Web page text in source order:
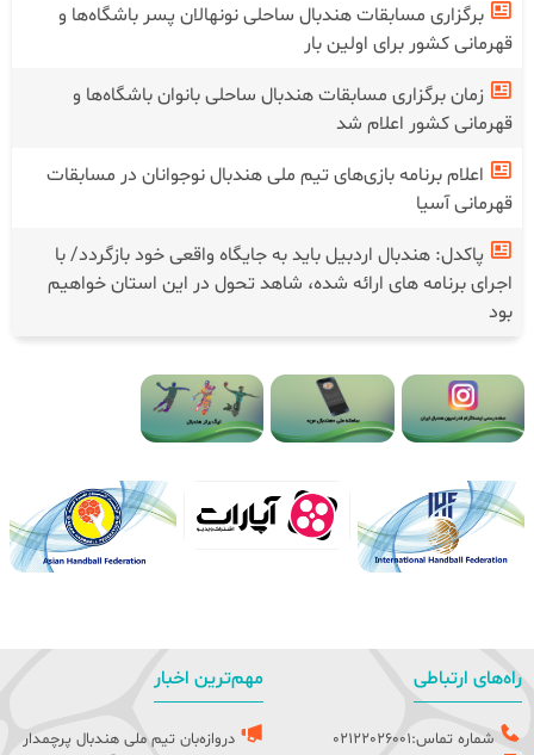
برگزاری مسابقات هندبال ساحلی نونهالان پسر باشگاه‌ها و
قهرمانی کشور برای اولین بار
زمان برگزاری مسابقات هندبال ساحلی بانوان باشگاه‌ها و
قهرمانی کشور اعلام شد
اعلام برنامه بازی‌های تیم ملی هندبال نوجوانان در مسابقات
قهرمانی آسیا
پاکدل: هندبال اردبیل باید به جایگاه واقعی خود بازگردد/ با
اجرای برنامه های ارائه شده، شاهد تحول در این استان خواهیم
بود
راه‌های ارتباطی
شماره تماس:02122026001
مهم‌ترین اخبار
دروازه‌بان تیم ملی هندبال پرچمدار